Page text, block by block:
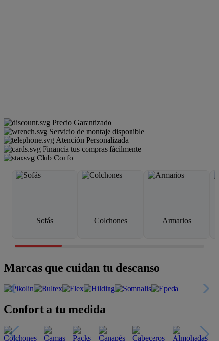
Precio Garantizado
Servicio de montaje disponible
Atención Personalizada
Financia tus compras fácilmente
Club Confo
Sofás Colchones Armarios
Marcas que cuidan tu descanso
Confort a tu medida